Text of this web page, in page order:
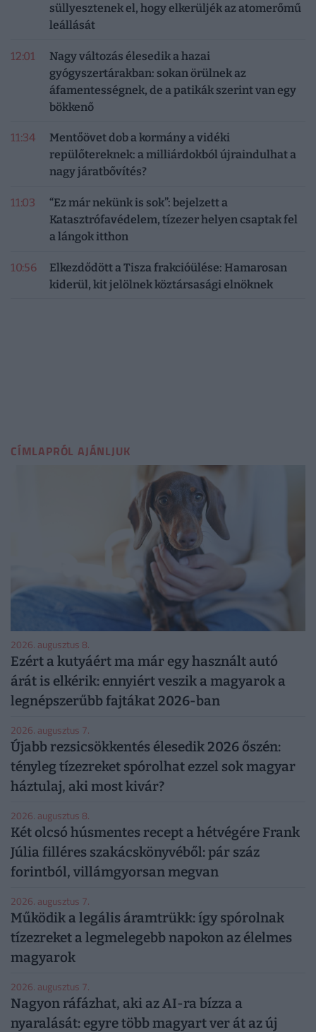
süllyesztenek el, hogy elkerüljék az atomerőmű
leállását
12:01
Nagy változás élesedik a hazai
gyógyszertárakban: sokan örülnek az
áfamentességnek, de a patikák szerint van egy
bökkenő
11:34
Mentőövet dob a kormány a vidéki
repülőtereknek: a milliárdokból újraindulhat a
nagy járatbővítés?
11:03
“Ez már nekünk is sok”: bejelzett a
Katasztrófavédelem, tízezer helyen csaptak fel
a lángok itthon
10:56
Elkezdődött a Tisza frakcióülése: Hamarosan
kiderül, kit jelölnek köztársasági elnöknek
CÍMLAPRÓL AJÁNLJUK
2026. augusztus 8.
Ezért a kutyáért ma már egy használt autó
árát is elkérik: ennyiért veszik a magyarok a
legnépszerűbb fajtákat 2026-ban
2026. augusztus 7.
Újabb rezsicsökkentés élesedik 2026 őszén:
tényleg tízezreket spórolhat ezzel sok magyar
háztulaj, aki most kivár?
2026. augusztus 8.
Két olcsó húsmentes recept a hétvégére Frank
Júlia filléres szakácskönyvéből: pár száz
forintból, villámgyorsan megvan
2026. augusztus 7.
Működik a legális áramtrükk: így spórolnak
tízezreket a legmelegebb napokon az élelmes
magyarok
2026. augusztus 7.
Nagyon ráfázhat, aki az AI-ra bízza a
nyaralását: egyre több magyart ver át az új